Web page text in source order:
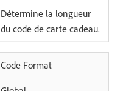
Détermine la longueur
du code de carte cadeau.
Code Format